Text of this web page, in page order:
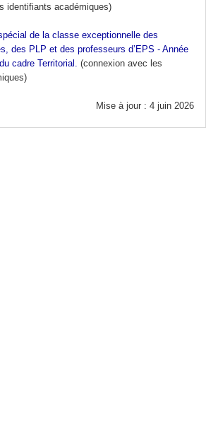
identifiants académiques)
de la classe exceptionnelle des
des PLP et des professeurs d’EPS - Année
cadre Territorial. (connexion avec les
Mise à jour : 4 juin 2026